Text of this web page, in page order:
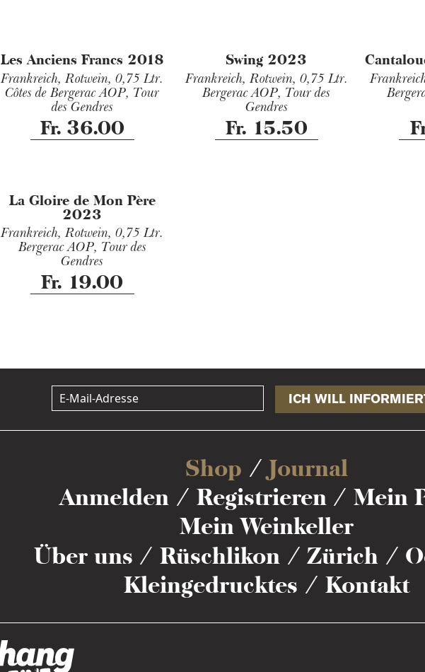
Les Anciens Francs 2018
Frankreich, Rotwein,0,75 Ltr.
Côtes de Bergerac AOP, Tour
des Gendres
Fr. 36.00
Swing 2023
Frankreich, Rotwein, 0,75 Ltr.
Bergerac AOP, Tour des
Gendres
Fr. 15.50
La Gloire de Mon Père
2023
Frankreich, Rotwein,0,75 Ltr.
Bergerac AOP, Tour des
Gendres
Fr. 19.00
ICH WILL
Shop
Journal
Anmelden
Registrieren
Mein
Mein Weinkeller
Über uns
Rüschlikon Zürich
Kleingedrucktes
Kontakt